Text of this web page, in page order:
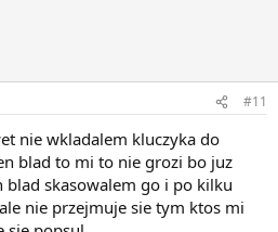
#11
nie wkladalem kluczyka do
blad to mi to nie grozi bo juz
skasowalem go i po kilku
nie przejmuje sie tym ktos mi